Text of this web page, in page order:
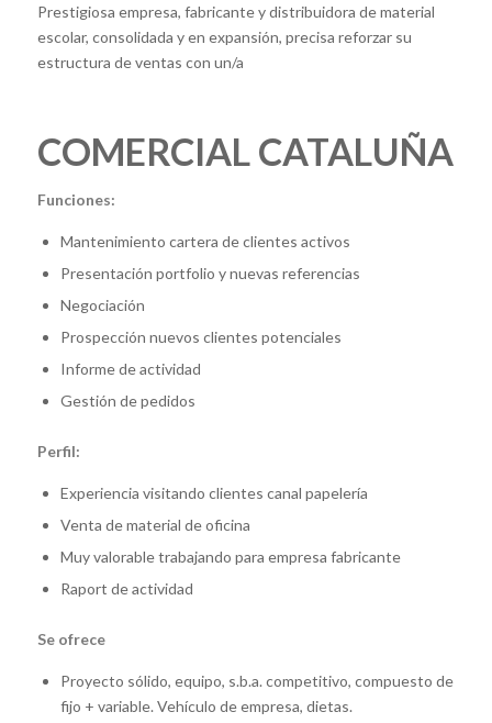
Prestigiosa empresa, fabricante y distribuidora de material
escolar, consolidada y en expansión, precisa reforzar su
estructura de ventas con un/a
COMERCIAL CATALUÑA
Funciones:
Mantenimiento cartera de clientes activos
Presentación portfolio y nuevas referencias
Negociación
Prospección nuevos clientes potenciales
Informe de actividad
Gestión de pedidos
Perfil:
Experiencia visitando clientes canal papelería
Venta de material de oficina
Muy valorable trabajando para empresa fabricante
Raport de actividad
Se ofrece
Proyecto sólido, equipo, s.b.a. competitivo, compuesto de
fijo + variable. Vehículo de empresa, dietas.